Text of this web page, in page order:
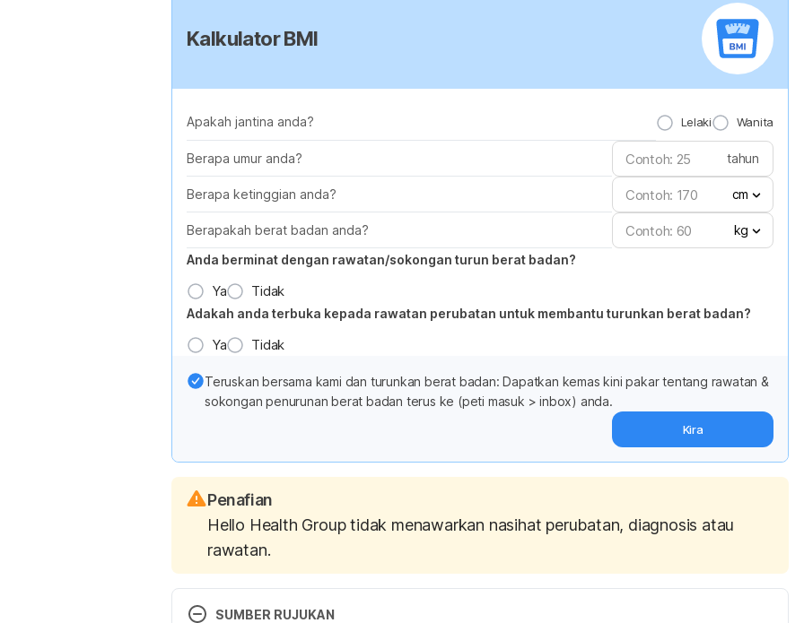
Kalkulator BMI
Apakah jantina anda? Lelaki Wanita
Berapa umur anda? tahun
Berapa ketinggian anda? cm
Berapakah berat badan anda?
kg
Anda berminat dengan rawatan/sokongan turun berat badan?
Ya Tidak
Adakah anda terbuka kepada rawatan perubatan untuk membantu turunkan berat badan?
Ya Tidak
Teruskan bersama kami dan turunkan berat badan: Dapatkan kemas kini pakar tentang rawatan &
sokongan penurunan berat badan terus ke (peti masuk > inbox) anda.
Kira
Penafian
Hello Health Group tidak menawarkan nasihat perubatan, diagnosis atau
rawatan.
SUMBER RUJUKAN